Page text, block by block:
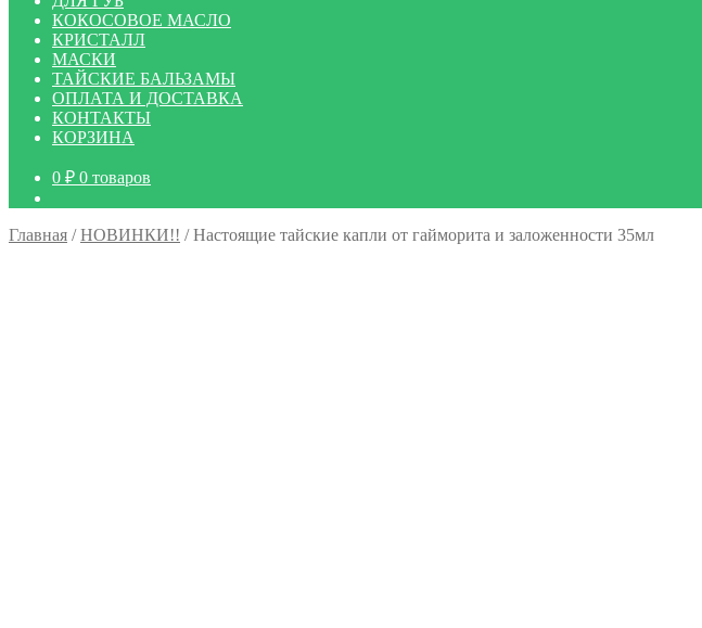
КОКОСОВОЕ МАСЛО
КРИСТАЛЛ
МАСКИ
ТАЙСКИЕ БАЛЬЗАМЫ
ОПЛАТА И ДОСТАВКА
КОНТАКТЫ
КОРЗИНА
0 ₽ 0 товаров
Главная /НОВИНКИ!! /Настоящие тайские капли от гайморита и заложенности 35мл